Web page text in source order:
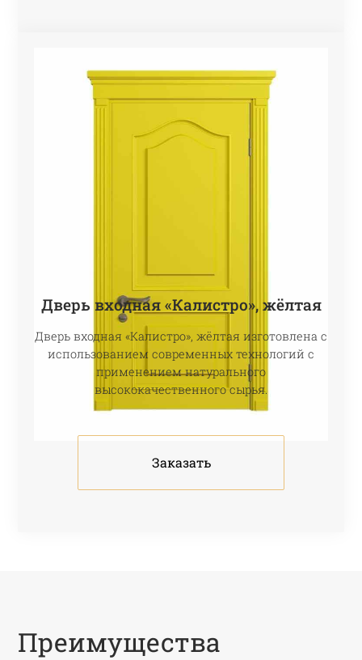
Дверь входная «Калистро», жёлтая
Дверь входная «Калистро», жёлтая изготовлена с
использованием современных технологий с
применением натурального
высококачественного сырья.
Заказать
Преимущества